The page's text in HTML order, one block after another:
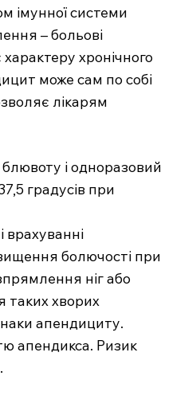
книги
імунної системи
– больові
хронічного
може сам по собі
лікарям
і одноразовий
градусів при
врахуванні
болючості при
ніг або
таких хворих
апендициту.
апендикса. Ризик